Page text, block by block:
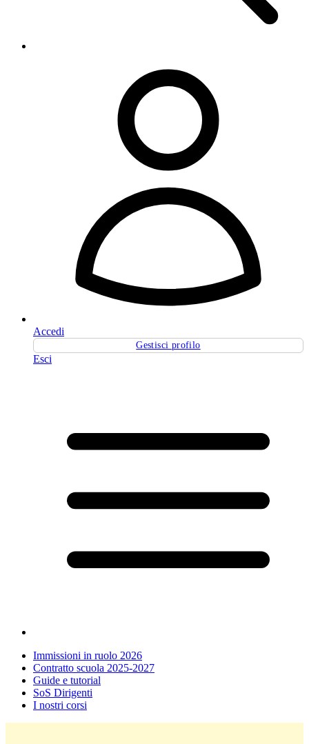
Accedi
Gestisci profilo
Esci
Immissioni in ruolo 2026
Contratto scuola 2025-2027
Guide e tutorial
SoS Dirigenti
I nostri corsi